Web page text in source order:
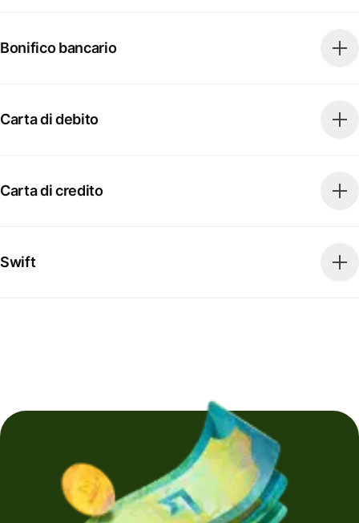
Bonifico bancario
Carta di debito
Carta di credito
Swift